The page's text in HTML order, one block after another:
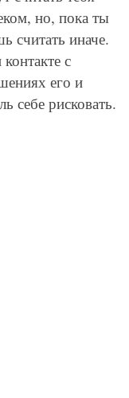
но, пока ты
считать иначе.
с
его и
себе рисковать.